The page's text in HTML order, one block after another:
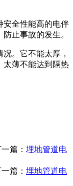
安全性能高的电伴
止事故的发生。
。它不能太厚，
太薄不能达到隔热
篇： 埋地管道电
篇： 埋地管道电